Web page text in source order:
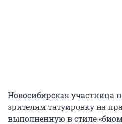
Новосибирская участница
зрителям татуировку на
выполненную в стиле